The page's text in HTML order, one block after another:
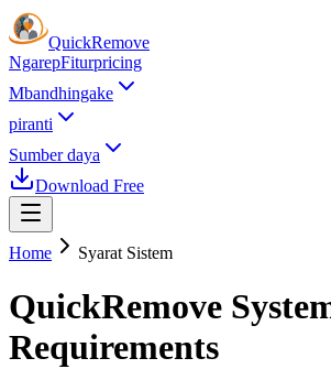
QuickRemove
NgarepFiturpricing
Mbandhingake
piranti
Sumber daya
Download Free
Home Syarat Sistem
QuickRemove
Requirements